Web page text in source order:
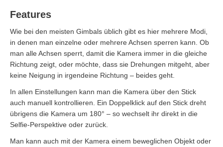
Features
Wie bei den meisten Gimbals üblich gibt es hier mehrere Modi,
in denen man einzelne oder mehrere Achsen sperren kann. Ob
man alle Achsen sperrt, damit die Kamera immer in die gleiche
Richtung zeigt, oder möchte, dass sie Drehungen mitgeht, aber
keine Neigung in irgendeine Richtung – beides geht.
In allen Einstellungen kann man die Kamera über den Stick
auch manuell kontrollieren. Ein Doppelklick auf den Stick dreht
übrigens die Kamera um 180° – so wechselt ihr direkt in die
Selfie-Perspektive oder zurück.
Man kann auch mit der Kamera einem beweglichen Objekt oder